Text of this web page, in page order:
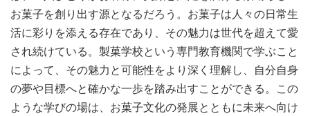
お菓子を創り出す源となるだろう。お菓子は人々の日常生
活に彩りを添える存在であり、その魅力は世代を超えて愛
され続けている。製菓学校という専門教育機関で学ぶこと
によって、その魅力と可能性をより深く理解し、自分自身
の夢や目標へと確かな一歩を踏み出すことができる。この
ような学びの場は、お菓子文化の発展とともに未来へ向け